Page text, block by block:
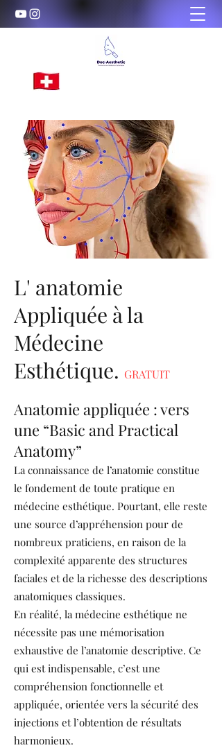
L' anatomie
Appliquée à la
Médecine
Esthétique. GRATUIT
Anatomie appliquée : vers
une “Basic and Practical
Anatomy”
La connaissance de l’anatomie constitue
le fondement de toute pratique en
médecine esthétique. Pourtant, elle reste
une source d’appréhension pour de
nombreux praticiens, en raison de la
complexité apparente des structures
faciales et de la richesse des descriptions
anatomiques classiques.
En réalité, la médecine esthétique ne
nécessite pas une mémorisation
exhaustive de l’anatomie descriptive. Ce
qui est indispensable, c’est une
compréhension fonctionnelle et
appliquée, orientée vers la sécurité des
injections et l’obtention de résultats
harmonieux.